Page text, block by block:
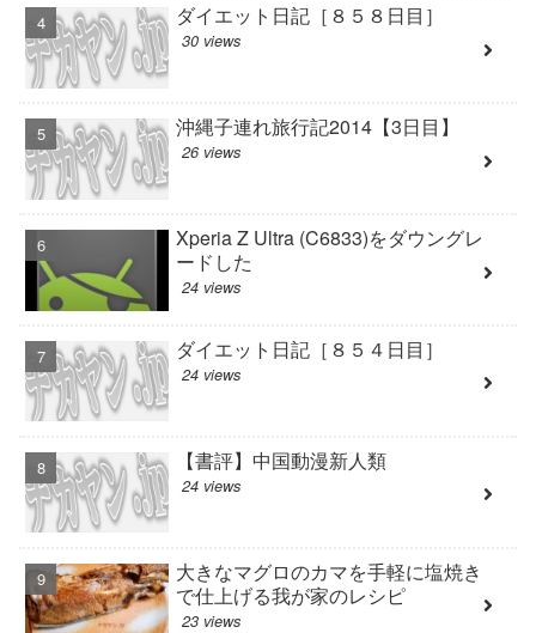
ダイエット日記［８５８日目］
30 views
沖縄子連れ旅行記2014【3日目】
26 views
Xperia Z Ultra (C6833)をダウングレ
ードした
24 views
ダイエット日記［８５４日目］
24 views
【書評】中国動漫新人類
24 views
大きなマグロのカマを手軽に塩焼き
で仕上げる我が家のレシピ
23 views